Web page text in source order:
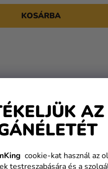
cookie-kat használ az
testreszabására és a
KOSÁRBA